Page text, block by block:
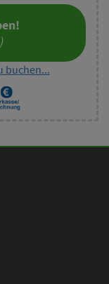
buchen...